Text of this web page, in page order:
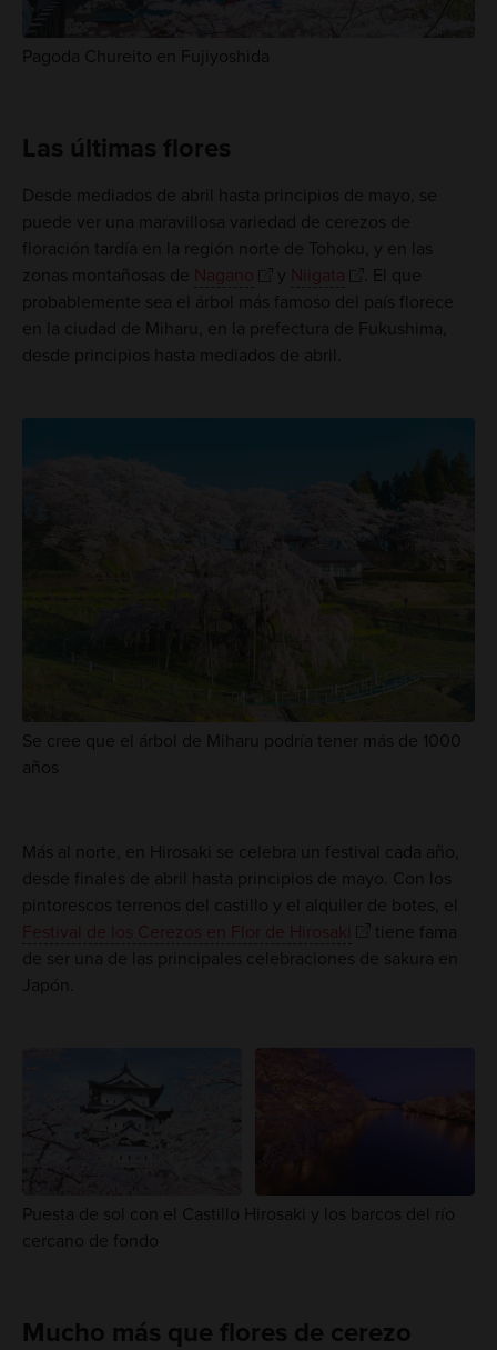
Pagoda Chureito en Fujiyoshida
Las últimas flores
Desde mediados de abril hasta principios de mayo, se
puede ver una maravillosa variedad de cerezos de
floración tardía en la región norte de Tohoku, y en las
zonas montañosas de Nagano y Niigata
. El que
probablemente sea el árbol más famoso del país florece
en la ciudad de Miharu, en la prefectura de Fukushima,
desde principios hasta mediados de abril.
Se cree que el árbol de Miharu podría tener más de 1000
años
Más al norte, en Hirosaki se celebra un festival cada año,
desde finales de abril hasta principios de mayo. Con los
pintorescos terrenos del castillo y el alquiler de botes, el
Festival de los Cerezos en Flor de Hirosaki
tiene fama
de ser una de las principales celebraciones de sakura en
Japón.
Puesta de sol con el Castillo Hirosaki y los barcos del río
cercano de fondo
Mucho más que flores de cerezo